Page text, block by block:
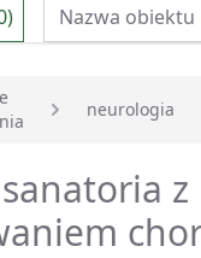
neurologia
z